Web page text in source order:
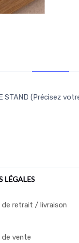
STAND (Précisez
LÉGALES
retrait / livraison
vente